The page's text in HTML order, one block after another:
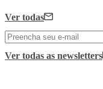
Ver todas
Ver todas as newsletters